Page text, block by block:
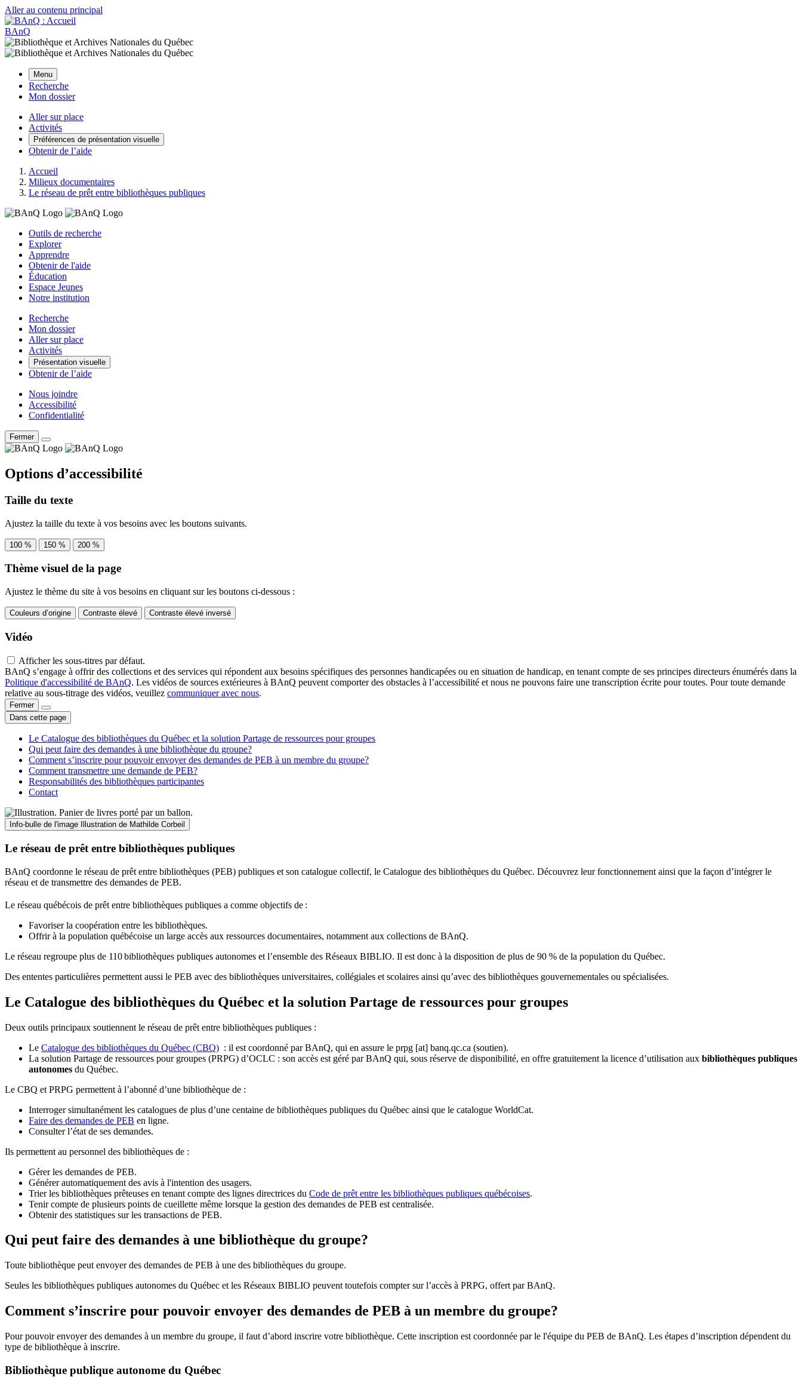
Aller au contenu principal
BAnQ
Menu
Recherche
Mon dossier
Aller sur place
Activités
Préférences de présentation visuelle
Obtenir de l’aide
Accueil
Milieux documentaires
Le réseau de prêt entre bibliothèques publiques
Outils de recherche
Explorer
Apprendre
Obtenir de l'aide
Éducation
Espace Jeunes
Notre institution
Recherche
Mon dossier
Aller sur place
Activités
Présentation visuelle
Obtenir de l’aide
Nous joindre
Accessibilité
Confidentialité
Fermer
Options d’accessibilité
Taille du texte
Ajustez la taille du texte à vos besoins avec les boutons suivants.
100 % 150 % 200 %
Thème visuel de la page
Ajustez le thème du site à vos besoins en cliquant sur les boutons ci-dessous :
Couleurs d’origine Contraste élevé Contraste élevé inversé
Vidéo
Afficher les sous-titres par défaut.
BAnQ s’engage à offrir des collections et des services qui répondent aux besoins spécifiques des personnes handicapées ou en situation de handicap, en tenant compte de ses principes directeurs énumérés dans la
Politique d'accessibilité de BAnQ. Les vidéos de sources extérieures à BAnQ peuvent comporter des obstacles à l’accessibilité et nous ne pouvons faire une transcription écrite pour toutes. Pour toute demande
relative au sous-titrage des vidéos, veuillez communiquer avec nous.
Fermer
Dans cette page
Le Catalogue des bibliothèques du Québec et la solution Partage de ressources pour groupes
Qui peut faire des demandes à une bibliothèque du groupe?
Comment s’inscrire pour pouvoir envoyer des demandes de PEB à un membre du groupe?
Comment transmettre une demande de PEB?
Responsabilités des bibliothèques participantes
Contact
Info-bulle de l'image Illustration de Mathilde Corbeil
Le réseau de prêt entre bibliothèques publiques
BAnQ coordonne le réseau de prêt entre bibliothèques (PEB) publiques et son catalogue collectif, le Catalogue des bibliothèques du Québec. Découvrez leur fonctionnement ainsi que la façon d’intégrer le
réseau et de transmettre des demandes de PEB.
Le réseau québécois de prêt entre bibliothèques publiques a comme objectifs de :
Favoriser la coopération entre les bibliothèques.
Offrir à la population québécoise un large accès aux ressources documentaires, notamment aux collections de BAnQ.
Le réseau regroupe plus de 110bibliothèques publiques autonomes et l’ensemble des Réseaux BIBLIO. Il est donc à la disposition de plus de 90 % de la population du Québec.
Des ententes particulières permettent aussi le PEB avec des bibliothèques universitaires, collégiales et scolaires ainsi qu’avec des bibliothèques gouvernementales ou spécialisées.
Le Catalogue des bibliothèques du Québec et la solution Partage de ressources pour groupes
Deux outils principaux soutiennent le réseau de prêt entre bibliothèques publiques :
Le Catalogue des bibliothèques du Québec (CBQ) : il est coordonné par BAnQ, qui en assure le prpg [at] banq.qc.ca (soutien).
La solution Partage de ressources pour groupes (PRPG) d’OCLC : son accès est géré par BAnQ qui, sous réserve de disponibilité, en offre gratuitement la licence d’utilisation aux bibliothèques publiques
autonomes du Québec.
Le CBQ et PRPG permettent à l’abonné d’une bibliothèque de :
Interroger simultanément les catalogues de plus d’une centaine de bibliothèques publiques du Québec ainsi que le catalogue WorldCat.
Faire des demandes de PEB en ligne.
Consulter l’état de ses demandes.
Ils permettent au personnel des bibliothèques de :
Gérer les demandes de PEB.
Générer automatiquement des avis à l'intention des usagers.
Trier les bibliothèques prêteuses en tenant compte des lignes directrices du Code de prêt entre les bibliothèques publiques québécoises.
Tenir compte de plusieurs points de cueillette même lorsque la gestion des demandes de PEB est centralisée.
Obtenir des statistiques sur les transactions de PEB.
Qui peut faire des demandes à une bibliothèque du groupe?
Toute bibliothèque peut envoyer des demandes de PEB à une des bibliothèques du groupe.
Seules les bibliothèques publiques autonomes du Québec et les Réseaux BIBLIO peuvent toutefois compter sur l’accès à PRPG, offert par BAnQ.
Comment s’inscrire pour pouvoir envoyer des demandes de PEB à un membre du groupe?
Pour pouvoir envoyer des demandes à un membre du groupe, il faut d’abord inscrire votre bibliothèque. Cette inscription est coordonnée par le l'équipe du PEB de BAnQ. Les étapes d’inscription dépendent du
type de bibliothèque à inscrire.
Bibliothèque publique autonome du Québec